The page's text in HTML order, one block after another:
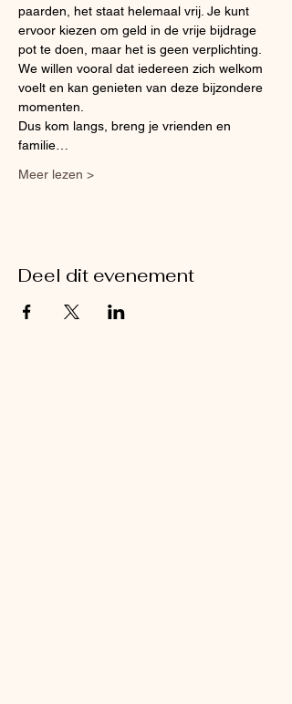
paarden, het staat helemaal vrij. Je kunt
ervoor kiezen om geld in de vrije bijdrage
pot te doen, maar het is geen verplichting.
We willen vooral dat iedereen zich welkom
voelt en kan genieten van deze bijzondere
momenten.
Dus kom langs, breng je vrienden en
familie…
Meer lezen >
Deel dit evenement